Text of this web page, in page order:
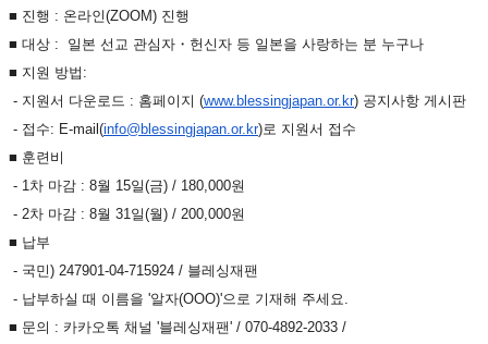
■ 진행 : 온라인(ZOOM) 진행
■ 대상 : 일본 선교 관심자・헌신자 등 일본을 사랑하는 분 누구나
■ 지원 방법:
- 지원서 다운로드 : 홈페이지 (www.blessingjapan.or.kr) 공지사항 게시판
- 접수: E-mail(info@blessingjapan.or. kr)로 지원서 접수
■ 훈련비
- 1차 마감 : 8월 15일(금) / 180,000원
- 2차 마감 : 8월 31일(월) / 200,000원
■ 납부
- 국민) 247901-04-715924 / 블레싱재팬
- 납부하실 때 이름을 '알자(OOO)'으로 기재해 주세요.
■ 문의 : 카카오톡 채널 '블레싱재팬' / 070-4892-2033 /